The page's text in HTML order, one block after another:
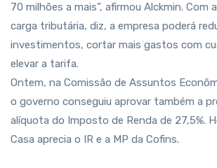
70 milhões a mais”, afirmou Alckmin. Com
carga tributária, diz, a empresa poderá
investimentos, cortar mais gastos com
elevar a tarifa.
Ontem, na Comissão de Assuntos
o governo conseguiu aprovar também a
alíquota do Imposto de Renda de 27,5%.
Casa aprecia o IR e a MP da Cofins.